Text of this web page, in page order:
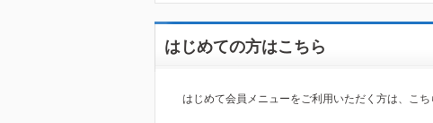
はじめての方はこちら
はじめて会員メニューをご利用いただく方は、こ